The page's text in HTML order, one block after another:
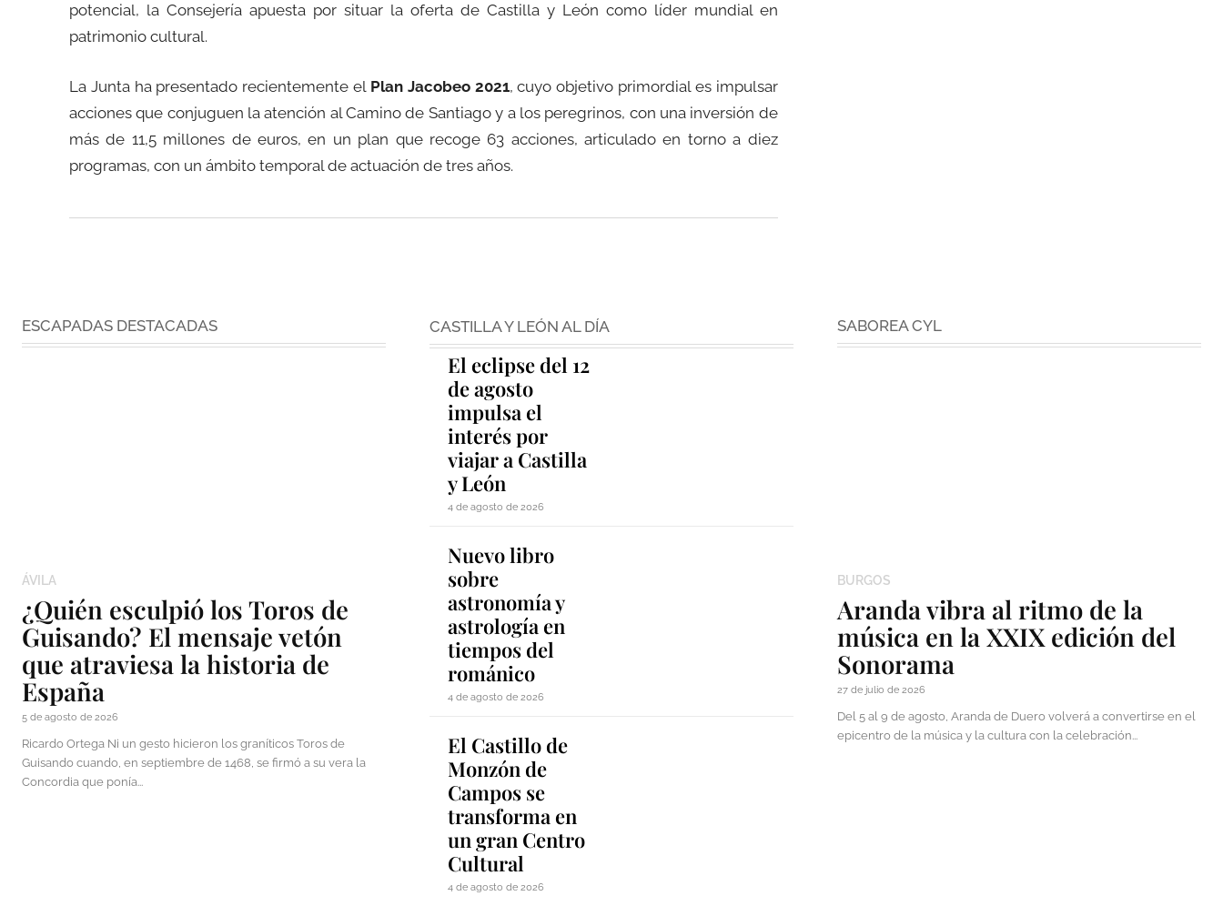
potencial, la Consejería apuesta por situar la oferta de Castilla y León como líder mundial en
patrimonio cultural.
La Junta ha presentado recientemente el Plan Jacobeo 2021, cuyo objetivo primordial es impulsar
acciones que conjuguen la atención al Camino de Santiago y a los peregrinos, con una inversión de
más de 11,5 millones de euros, en un plan que recoge 63 acciones, articulado en torno a diez
programas, con un ámbito temporal de actuación de tres años.
ESCAPADAS DESTACADAS
ÁVILA
¿Quién esculpió los Toros de
Guisando? El mensaje vetón
que atraviesa la historia de
España
5 de agosto de 2026
Ricardo Ortega Ni un gesto hicieron los graníticos Toros de
Guisando cuando, en septiembre de 1468, se firmó a su vera la
Concordia que ponía...
CASTILLA Y LEÓN AL DÍA
El eclipse del 12
de agosto
impulsa el
interés por
viajar a Castilla
y León
4 de agosto de 2026
Nuevo libro
sobre
astronomía y
astrología en
tiempos del
románico
4 de agosto de 2026
El Castillo de
Monzón de
Campos se
transforma en
un gran Centro
Cultural
4 de agosto de 2026
SABOREA CYL
BURGOS
Aranda vibra al ritmo de la
música en la XXIX edición del
Sonorama
27 de julio de 2026
Del 5 al 9 de agosto, Aranda de Duero volverá a convertirse en el
epicentro de la música y la cultura con la celebración...